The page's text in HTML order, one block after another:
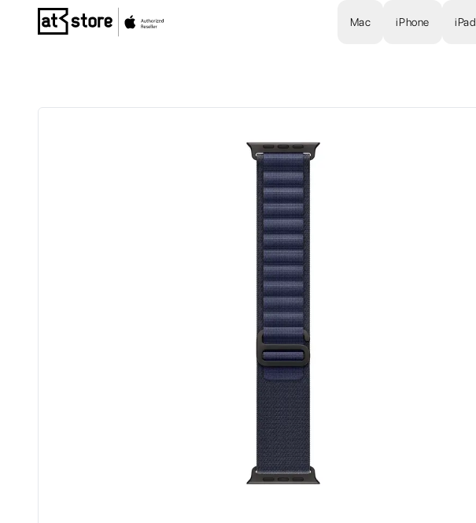
Posjetite početnu stranicu AT Store
Mac iPhone iPad